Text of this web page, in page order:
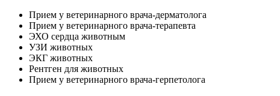
Прием у ветеринарного врача-дерматолога
Прием у ветеринарного врача-терапевта
ЭХО сердца животным
УЗИ животных
ЭКГ животных
Рентген для животных
Прием у ветеринарного врача-герпетолога